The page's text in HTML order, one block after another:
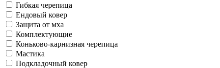
Гибкая черепица
Ендовый ковер
Защита от мха
Комплектующие
Коньково-карнизная черепица
Мастика
Подкладочный ковер